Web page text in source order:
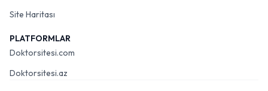
Site Haritası
PLATFORMLAR
Doktorsitesi.com
Doktorsitesi.az